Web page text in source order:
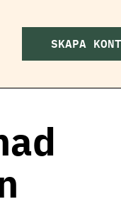
SKAPA